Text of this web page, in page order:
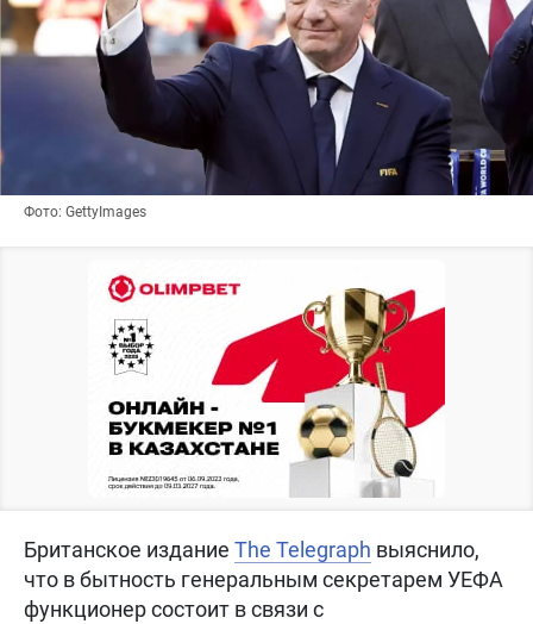
Фото: GettyImages
Британское издание The Telegraph выяснило,
что в бытность генеральным секретарем УЕФА
функционер состоит в связи с